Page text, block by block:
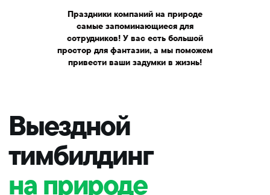
Праздники компаний на природе
самые запоминающиеся для
сотрудников! У вас есть большой
простор для фантазии, а мы поможем
привести ваши задумки в жизнь!
Как организовать
тимбилдинг за
городом?